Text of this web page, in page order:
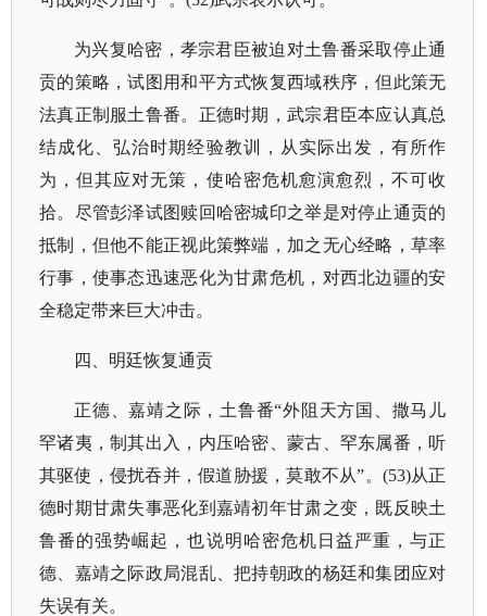
为兴复哈密，孝宗君臣被迫对土鲁番采取停止通
贡的策略，试图用和平方式恢复西域秩序，但此策无
法真正制服土鲁番。正德时期，武宗君臣本应认真总
结成化、弘治时期经验教训，从实际出发，有所作
为，但其应对无策，使哈密危机愈演愈烈，不可收
拾。尽管彭泽试图赎回哈密城印之举是对停止通贡的
抵制，但他不能正视此策弊端，加之无心经略，草率
行事，使事态迅速恶化为甘肃危机，对西北边疆的安
全稳定带来巨大冲击。
四、明廷恢复通贡
正德、嘉靖之际，土鲁番“外阻天方国、撒马儿
罕诸夷，制其出入，内压哈密、蒙古、罕东属番，听
其驱使，侵扰吞并，假道胁援，莫敢不从”。(53)从正
德时期甘肃失事恶化到嘉靖初年甘肃之变，既反映土
鲁番的强势崛起，也说明哈密危机日益严重，与正
德、嘉靖之际政局混乱、把持朝政的杨廷和集团应对
失误有关。